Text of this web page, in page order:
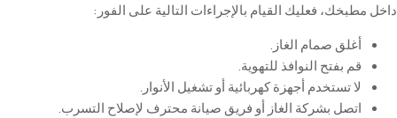
داخل مطبخك، فعليك القيام بالإجراءات التالية على الفور :
أغلق صمام الغاز .
قم بفتح النوافذ للتهوية.
لا تستخدم أجهزة كهربائية أو تشغيل الأنوار .
اتصل بشركة الغاز أو فريق صيانة محترف لإصلاح التسرب.